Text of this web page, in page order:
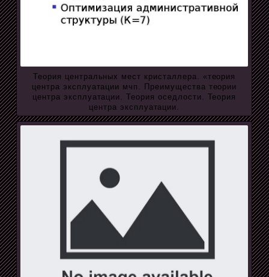
Теория центральных мест кристаллера. «теория
центра эксплуатации мчп. Преимущества теории
центра эксплуатации. Теория оседлости. Теория
центра эксплуатации.